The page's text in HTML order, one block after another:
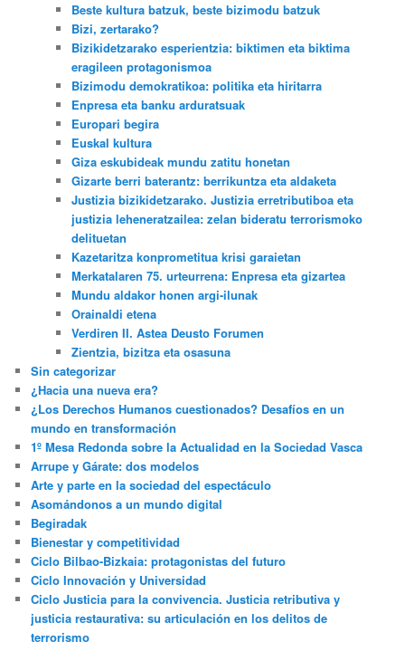
Beste kultura batzuk, beste bizimodu batzuk
Bizi, zertarako?
Bizikidetzarako esperientzia: biktimen eta biktima
eragileen protagonismoa
Bizimodu demokratikoa: politika eta hiritarra
Enpresa eta banku arduratsuak
Europari begira
Euskal kultura
Giza eskubideak mundu zatitu honetan
Gizarte berri baterantz: berrikuntza eta aldaketa
Justizia bizikidetzarako. Justizia erretributiboa eta
justizia leheneratzailea: zelan bideratu terrorismoko
delituetan
Kazetaritza konprometitua krisi garaietan
Merkatalaren 75. urteurrena: Enpresa eta gizartea
Mundu aldakor honen argi-ilunak
Orainaldi etena
Verdiren II. Astea Deusto Forumen
Zientzia, bizitza eta osasuna
Sin categorizar
¿Hacia una nueva era?
¿Los Derechos Humanos cuestionados? Desafíos en un
mundo en transformación
1º Mesa Redonda sobre la Actualidad en la Sociedad Vasca
Arrupe y Gárate: dos modelos
Arte y parte en la sociedad del espectáculo
Asomándonos a un mundo digital
Begiradak
Bienestar y competitividad
Ciclo Bilbao-Bizkaia: protagonistas del futuro
Ciclo Innovación y Universidad
Ciclo Justicia para la convivencia. Justicia retributiva y
justicia restaurativa: su articulación en los delitos de
terrorismo